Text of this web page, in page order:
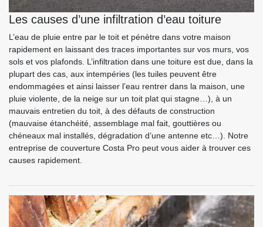
Les causes d’une infiltration d’eau toiture
L’eau de pluie entre par le toit et pénètre dans votre maison
rapidement en laissant des traces importantes sur vos murs, vos
sols et vos plafonds. L’infiltration dans une toiture est due, dans la
plupart des cas, aux intempéries (les tuiles peuvent être
endommagées et ainsi laisser l’eau rentrer dans la maison, une
pluie violente, de la neige sur un toit plat qui stagne…), à un
mauvais entretien du toit, à des défauts de construction
(mauvaise étanchéité, assemblage mal fait, gouttières ou
chéneaux mal installés, dégradation d’une antenne etc…). Notre
entreprise de couverture Costa Pro peut vous aider à trouver ces
causes rapidement.